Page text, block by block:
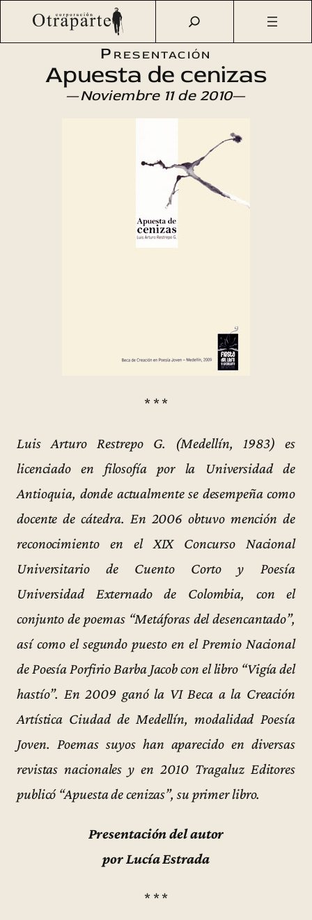
Saltar
Otraparte.org/Agenda Cultural Literatura
Apuesta de
Presentación
Apuesta de cenizas
—Noviembre 11 de 2010—
* * *
Luis Arturo Restrepo G. (Medellín, 1983) es
licenciado en filosofía por la Universidad de
Antioquia, donde actualmente se desempeña como
docente de cátedra. En 2006 obtuvo mención de
reconocimiento en el XIX Concurso Nacional
Universitario de Cuento Corto y Poesía
Universidad Externado de Colombia, con el
conjunto de poemas “Metáforas del desencantado”,
así como el segundo puesto en el Premio Nacional
de Poesía Porfirio Barba Jacob con el libro “Vigía del
hastío”. En 2009 ganó la VI Beca a la Creación
Artística Ciudad de Medellín, modalidad Poesía
Joven. Poemas suyos han aparecido en diversas
revistas nacionales y en 2010 Tragaluz Editores
publicó “Apuesta de cenizas”, su primer libro.
Presentación del autor
por Lucía Estrada
* * *